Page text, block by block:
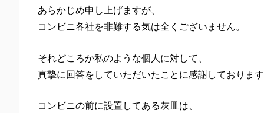
あらかじめ申し上げますが、
コンビニ各社を非難する気は全くございません。
それどころか私のような個人に対して、
真摯に回答をしていただいたことに感謝しております
コンビニの前に設置してある灰皿は、